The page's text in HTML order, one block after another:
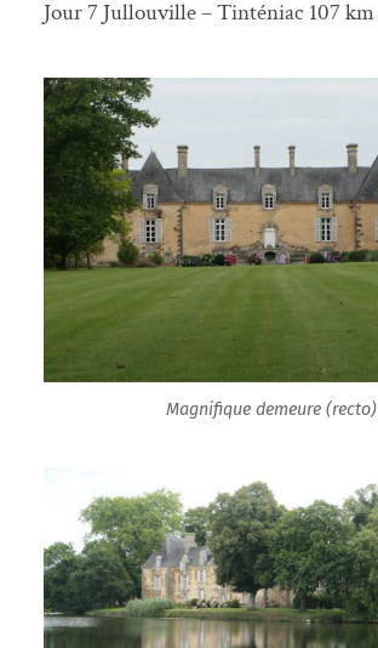
Jour 7 Jullouville – Tinténiac 107 km
Magnifique demeure (recto)